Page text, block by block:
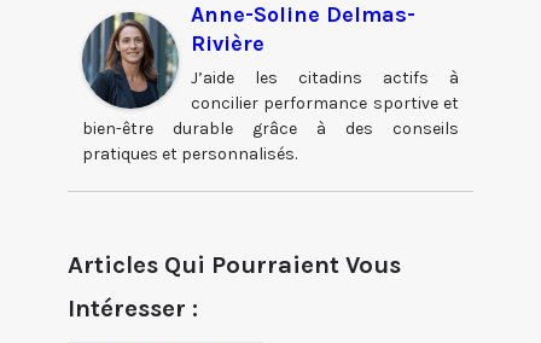
Anne-Soline Delmas-
Rivière
J’aide les citadins actifs à
concilier performance sportive et
bien-être durable grâce à des conseils
pratiques et personnalisés.
Articles Qui Pourraient Vous
Intéresser :